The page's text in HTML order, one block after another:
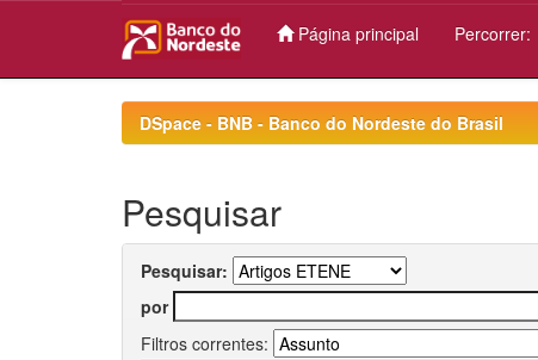
Página principal Percorrer:
DSpace - BNB - Banco do Nordeste do Brasil
Pesquisar
Pesquisar:
por
Filtros correntes: